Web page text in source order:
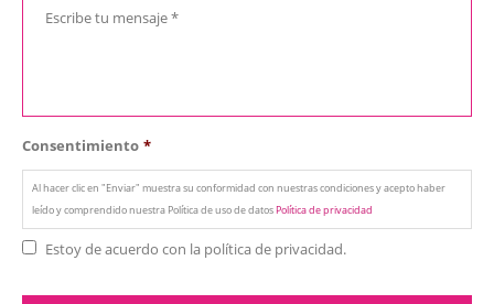
Consentimiento *
Al hacer clic en "Enviar" muestra su conformidad con nuestras condiciones y acepto haber
leído y comprendido nuestra Política de uso de datosPolítica de privacidad
Estoy de acuerdo con la política de privacidad.